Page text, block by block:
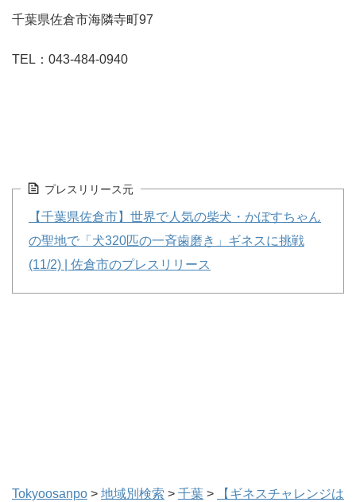
千葉県佐倉市海隣寺町97
TEL：043-484-0940
プレスリリース元
【千葉県佐倉市】世界で人気の柴犬・かぼすちゃん
の聖地で「犬320匹の一斉歯磨き」ギネスに挑戦
(11/2) | 佐倉市のプレスリリース
Tokyoosanpo > 地域別検索 > 千葉 > 【ギネスチャレンジは